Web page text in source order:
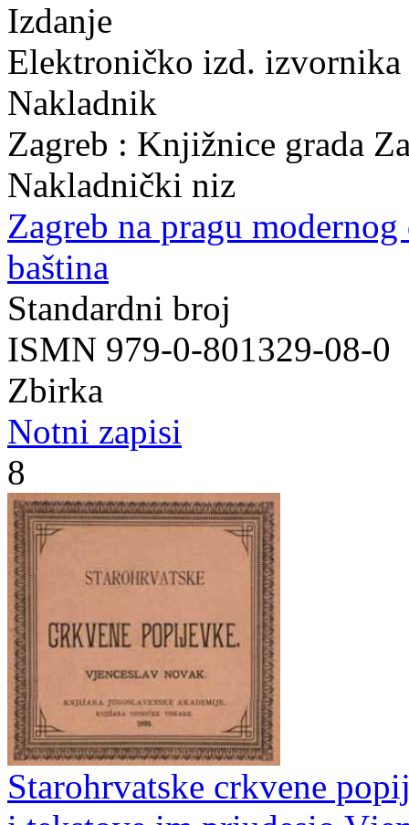
Izdanje
Elektroničko izd.
Nakladnik
Zagreb : Knjižnice grada
Nakladnički niz
Zagreb na pragu modernog
baština
Standardni broj
ISMN 979-0-801329-08-0
Zbirka
Notni zapisi
8
Starohrvatske crkvene